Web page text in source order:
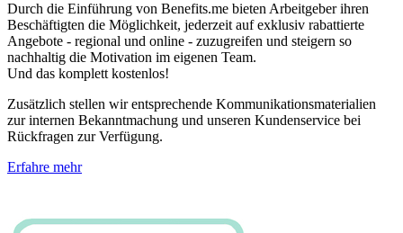
Durch die Einführung von Benefits.me bieten Arbeitgeber ihren
Beschäftigten die Möglichkeit, jederzeit auf exklusiv rabattierte
Angebote - regional und online - zuzugreifen und steigern so
nachhaltig die Motivation im eigenen Team.
Und das komplett kostenlos!
Zusätzlich stellen wir entsprechende Kommunikationsmaterialien
zur internen Bekanntmachung und unseren Kundenservice bei
Rückfragen zur Verfügung.
Erfahre mehr